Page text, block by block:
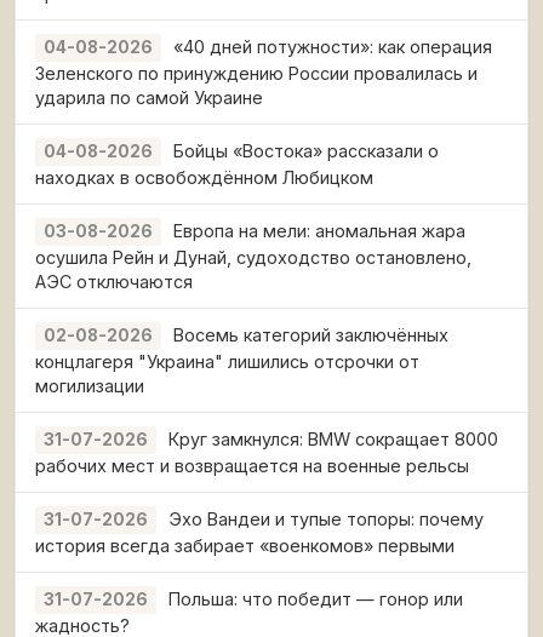
04-08-2026
«40 дней потужности»: как операция
Зеленского по принуждению России провалилась и
ударила по самой Украине
04-08-2026
Бойцы «Востока» рассказали о
находках в освобождённом Любицком
03-08-2026
Европа на мели: аномальная жара
осушила Рейн и Дунай, судоходство остановлено,
АЭС отключаются
02-08-2026
Восемь категорий заключённых
концлагеря "Украина" лишились отсрочки от
могилизации
31-07-2026
Круг замкнулся: BMW сокращает 8000
рабочих мест и возвращается на военные рельсы
31-07-2026
Эхо Вандеи и тупые топоры: почему
история всегда забирает «военкомов» первыми
31-07-2026
Польша: что победит — гонор или
жадность?